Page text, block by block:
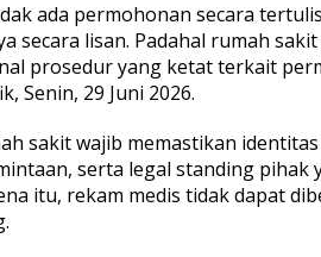
ada permohonan secara
secara lisan. Padahal rumah
prosedur yang ketat terkait
Senin, 29 Juni 2026.
sakit wajib memastikan
serta legal standing pihak
itu, rekam medis tidak dapat